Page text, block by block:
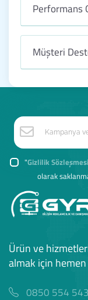
Performans
Müşteri
"Gizlilik Sözleşmesi
olarak
Ürün ve
almak için hemen
0850 554